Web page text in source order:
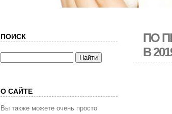
ПО
В
ПОИСК
О САЙТЕ
Вы также можете очень просто